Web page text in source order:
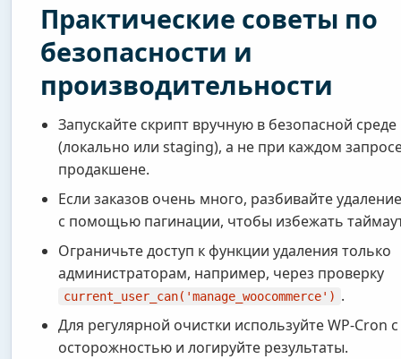
Практические советы по
безопасности и
производительности
Запускайте скрипт вручную в безопасной среде
(локально или staging), а не при каждом
продакшене.
Если заказов очень много, разбивайте
с помощью пагинации, чтобы избежать
Ограничьте доступ к функции удаления только
администраторам, например, через проверку
current_user_can('manage_woocommerce') .
Для регулярной очистки используйте WP-Cron с
осторожностью и логируйте результаты.